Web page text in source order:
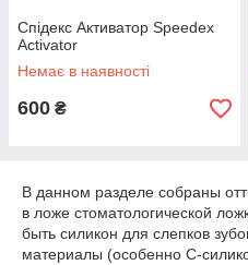
Спідекс Активатор Speedex
Activator
Немає в наявності
600 ₴
В данном разделе собраны
в ложе стоматологической
быть силикон для слепков
материалы (особенно С-